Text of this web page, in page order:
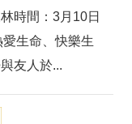
時間：3月10日
生命、快樂生
友人於...